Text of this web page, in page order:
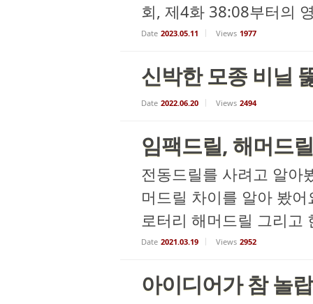
회, 제4화 38:08부터의
Date 2023.05.11 Views 1977
신박한 모종 비닐
Date 2022.06.20 Views 2494
임팩드릴, 해머드
전동드릴를 사려고 알아
머드릴 차이를 알아 봤
로터리 해머드릴 그리
Date 2021.03.19 Views 2952
아이디어가 참 놀